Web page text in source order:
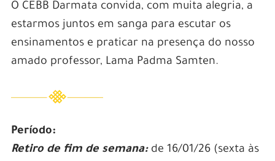
O CEBB Darmata convida, com muita alegria, a
estarmos juntos em sanga para escutar os
ensinamentos e praticar na presença do nosso
amado professor, Lama Padma Samten.
Período:
Retiro de fim de semana:de 16/01/26 (sexta às